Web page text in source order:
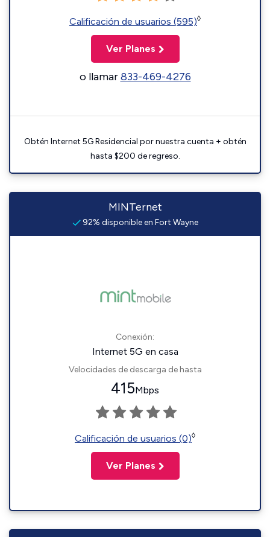
Calificación de usuarios (595)◊
Ver Planes
o llamar833-469-4276
Obtén Internet 5G Residencial por nuestra cuenta + obtén
hasta $200 de regreso.
MINTernet
92% disponible en Fort Wayne
Conexión:
Internet 5G en casa
Velocidades de descarga de hasta
415Mbps
Calificación de usuarios (0)◊
Ver Planes